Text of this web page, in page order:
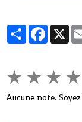
prises pour éviter ce
Partager X
★ ★ ★ ★
Aucune note.